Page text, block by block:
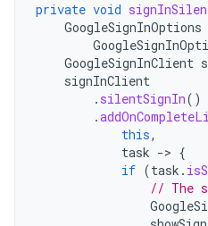
private void
GoogleSignInOptions
GoogleSignInClient
signInClient
. silentSignIn()
.
this,
task -> {
if (task .
// The